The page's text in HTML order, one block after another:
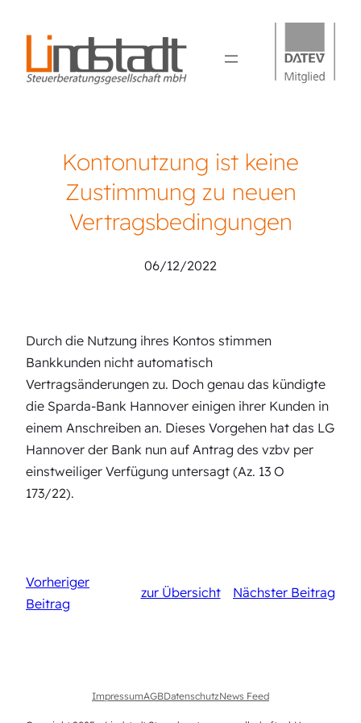
Kontonutzung ist keine
Zustimmung zu neuen
Vertragsbedingungen
06/12/2022
Durch die Nutzung ihres Kontos stimmen
Bankkunden nicht automatisch
Vertragsänderungen zu. Doch genau das kündigte
die Sparda-Bank Hannover einigen ihrer Kunden in
einem Anschreiben an. Dieses Vorgehen hat das LG
Hannover der Bank nun auf Antrag des vzbv per
einstweiliger Verfügung untersagt (Az. 13 O
173/22).
Vorheriger
Beitrag
zur Übersicht Nächster Beitrag
ImpressumAGBDatenschutzNews Feed